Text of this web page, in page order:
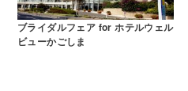
ブライダルフェア for ホテルウェル
ビューかごしま